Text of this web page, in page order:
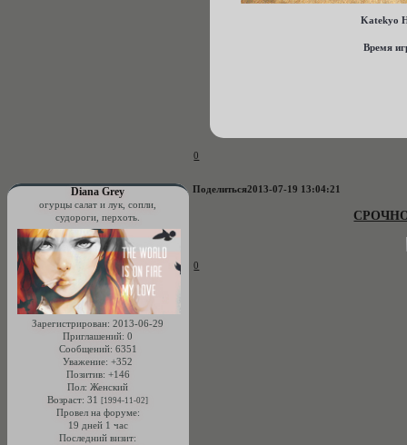
Katekyo
Время
0
Поделиться2013-07-19 13:04:21
Diana Grey
огурцы салат и лук, сопли,
судороги, перхоть.
Зарегистрирован: 2013-06-29
Приглашений: 0
Сообщений: 6351
Уважение: +352
Позитив: +146
Пол: Женский
Возраст: 31 [1994-11-02]
Провел на форуме:
19 дней 1 час
Последний визит:
0